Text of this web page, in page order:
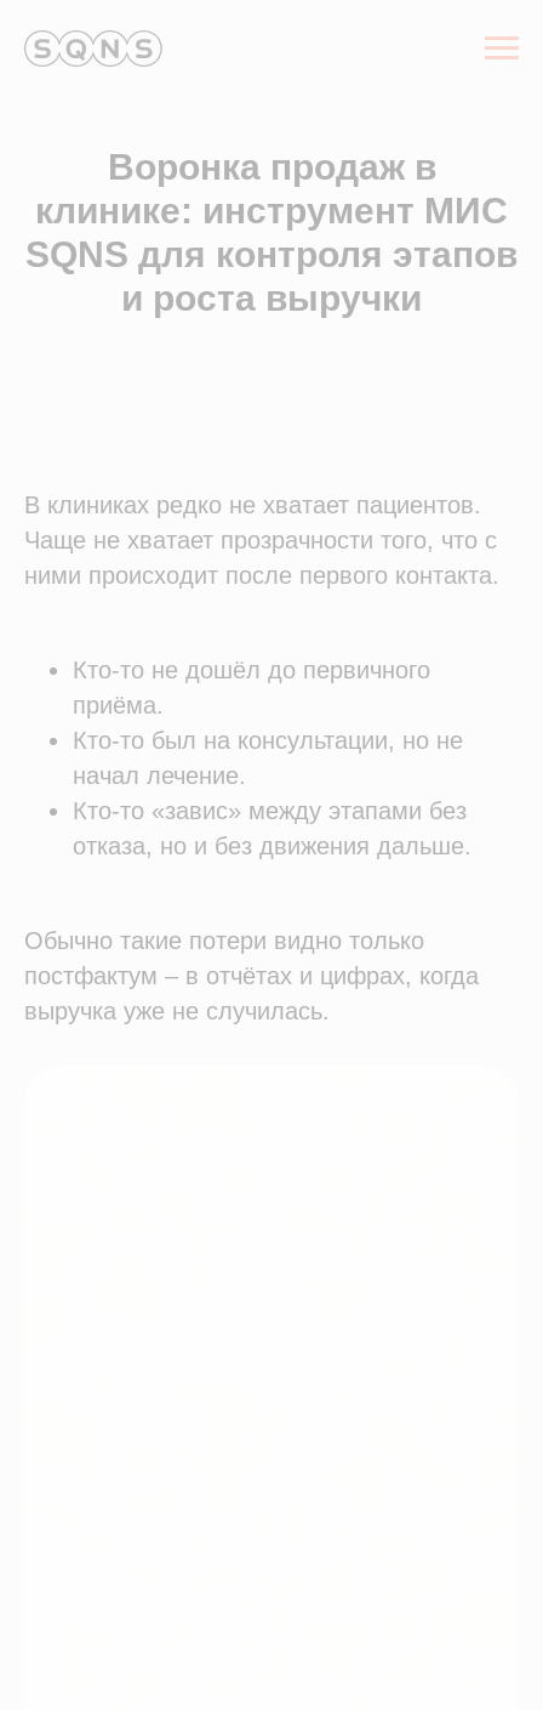
Воронка продаж в
клинике: инструмент МИС
SQNS для контроля этапов
и роста выручки
В клиниках редко не хватает пациентов.
Чаще не хватает прозрачности того, что с
ними происходит после первого контакта.
Кто-то не дошёл до первичного
приёма.
Кто-то был на консультации, но не
начал лечение.
Кто-то «завис» между этапами без
отказа, но и без движения дальше.
Обычно такие потери видно только
постфактум – в отчётах и цифрах, когда
выручка уже не случилась.